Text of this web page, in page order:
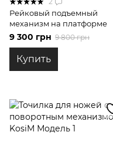
Рейковый подъемный
механизм на платформе
9 300 грн 9 800 грн
Купить